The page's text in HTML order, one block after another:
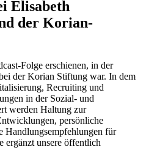
Elisabeth
der Korian-
Folge erschienen, in der
der Korian Stiftung war. In dem
Recruiting und
in der Sozial- und
werden Haltung zur
persönliche
Handlungsempfehlungen für
ergänzt unsere öffentlich